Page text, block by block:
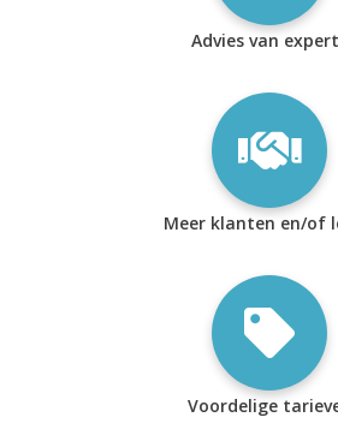
Advies van
Meer klanten en/of
Voordelige